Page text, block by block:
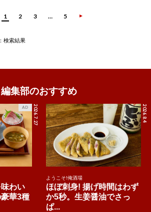
1 2 3 … 5
検索結果
編集部のおすすめ
2026.7.27
AD
わい
華3種
2026.8.4
ようこそ!俺酒場
ほぼ刺身! 揚げ時間はわず
か5秒。生姜醤油でさっ
ぱ...